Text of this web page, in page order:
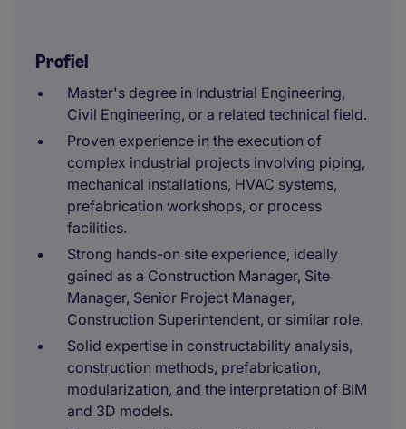
Profiel
Master's degree in Industrial Engineering,
Civil Engineering, or a related technical field.
Proven experience in the execution of
complex industrial projects involving piping,
mechanical installations, HVAC systems,
prefabrication workshops, or process
facilities.
Strong hands-on site experience, ideally
gained as a Construction Manager, Site
Manager, Senior Project Manager,
Construction Superintendent, or similar role.
Solid expertise in constructability analysis,
construction methods, prefabrication,
modularization, and the interpretation of BIM
and 3D models.